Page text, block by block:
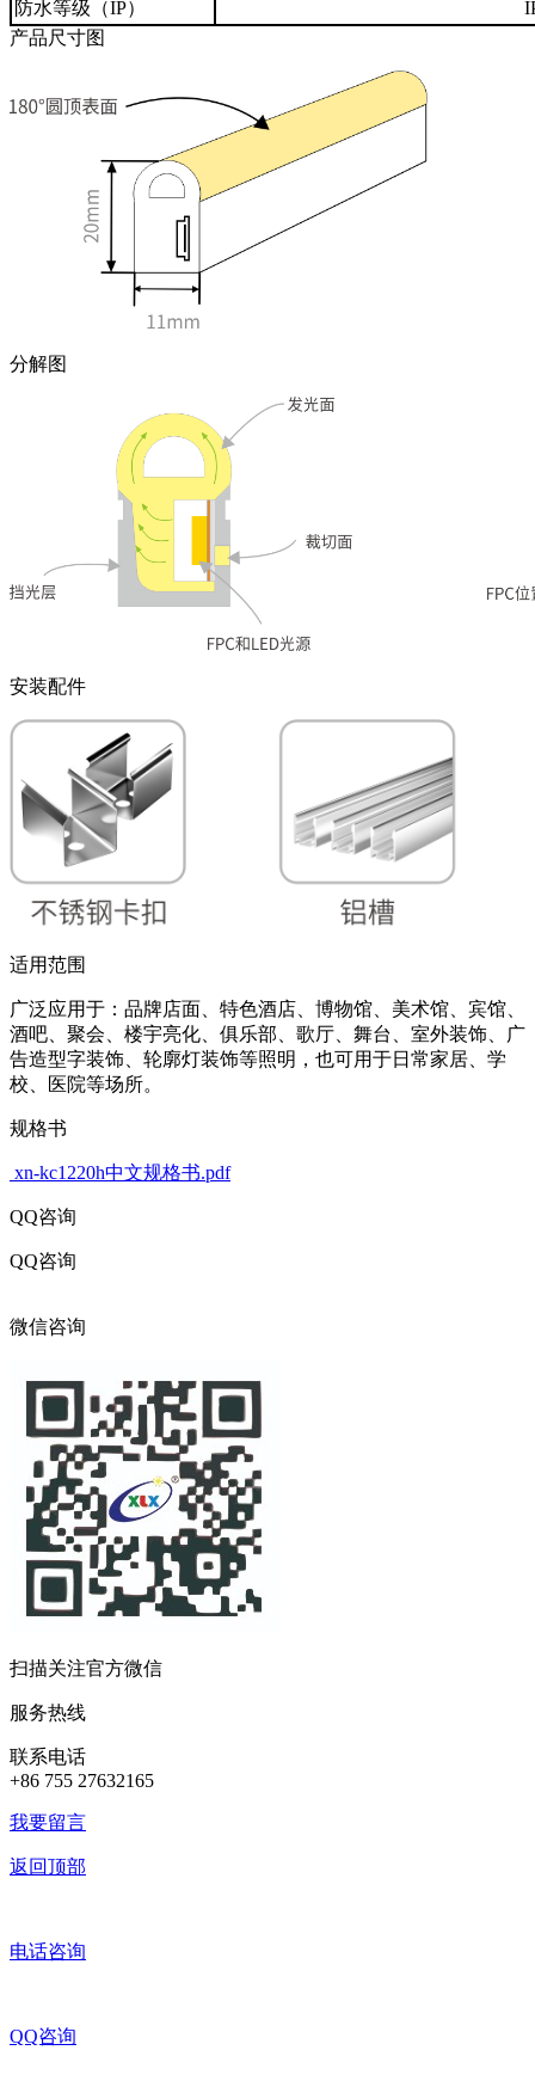
防水等级（IP）
产品尺寸图
分解图
安装配件
适用范围
广泛应用于：品牌店面、特色酒店、博物馆、美术馆、宾馆、
酒吧、聚会、楼宇亮化、俱乐部、歌厅、舞台、室外装饰、广
告造型字装饰、轮廓灯装饰等照明，也可用于日常家居、学
校、医院等场所。
规格书
xn-kc1220h中文规格书.pdf
QQ咨询
QQ咨询
微信咨询
扫描关注官方微信
服务热线
联系电话
+86 755 27632165
我要留言
返回顶部
电话咨询
QQ咨询